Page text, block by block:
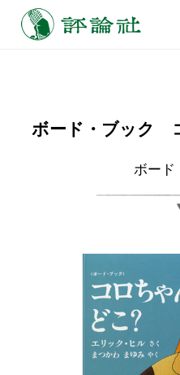
ボード・ブック
ボード